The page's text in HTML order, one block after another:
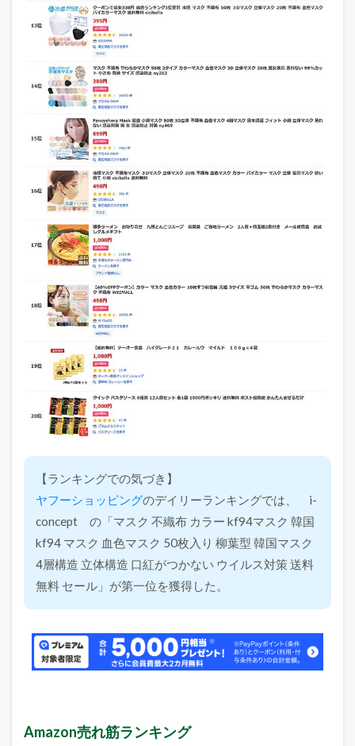
【ランキングでの気づき】
ヤフーショッピングのデイリーランキングでは、 i-
concept の「マスク 不織布 カラー kf94マスク 韓国
kf94 マスク 血色マスク 50枚入り 柳葉型 韓国マスク
4層構造 立体構造 口紅がつかない ウイルス対策 送料
無料 セール」が第一位を獲得した。
Amazon売れ筋ランキング